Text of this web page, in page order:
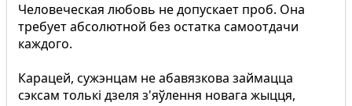
Человеческая любовь не допускает проб. Она
требует абсолютной без остатка самоотдачи
каждого.
Карацей, сужэнцам не абавязкова займацца
сэксам толькі дзеля з'яўлення новага жыцця,